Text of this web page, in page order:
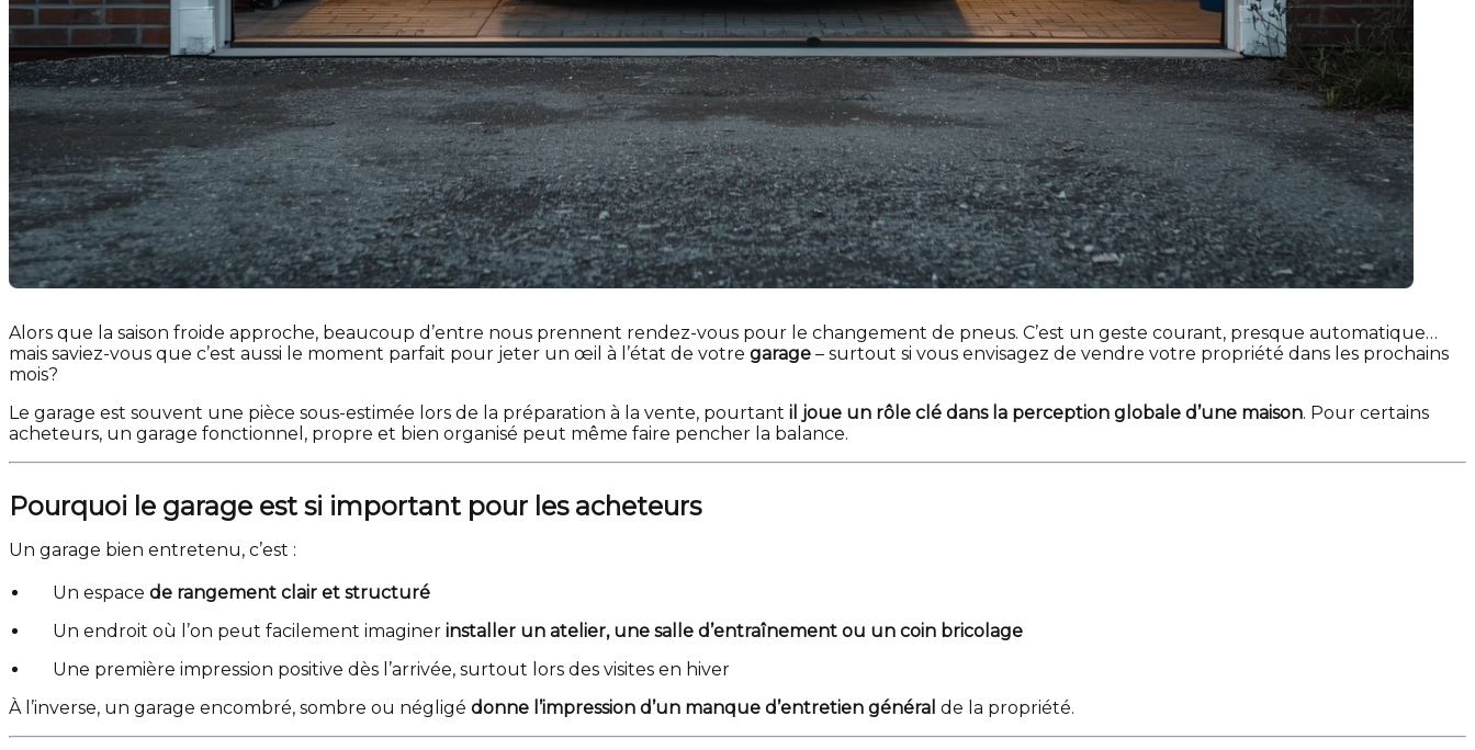
Alors que la saison froide approche, beaucoup d’entre nous prennent rendez-vous pour le changement de pneus. C’est un geste courant, presque automatique…
mais saviez-vous que c’est aussi le moment parfait pour jeter un œil à l’état de votre garage – surtout si vous envisagez de vendre votre propriété dans les prochains
mois?
Le garage est souvent une pièce sous-estimée lors de la préparation à la vente, pourtant il joue un rôle clé dans la perception globale d’une maison. Pour certains
acheteurs, un garage fonctionnel, propre et bien organisé peut même faire pencher la balance.
Pourquoi le garage est si important pour les acheteurs
Un garage bien entretenu, c’est :
Un espace de rangement clair et structuré
Un endroit où l’on peut facilement imaginer installer un atelier, une salle d’entraînement ou un coin bricolage
Une première impression positive dès l’arrivée, surtout lors des visites en hiver
À l’inverse, un garage encombré, sombre ou négligé donne l’impression d’un manque d’entretien général de la propriété.